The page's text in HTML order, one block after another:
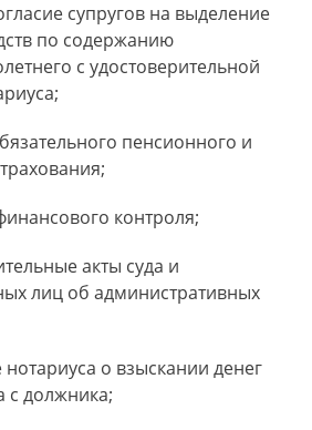
супругов на выделение
по содержанию
с удостоверительной
пенсионного и
контроля;
акты суда и
лиц об административных
о взыскании денег
с должника;